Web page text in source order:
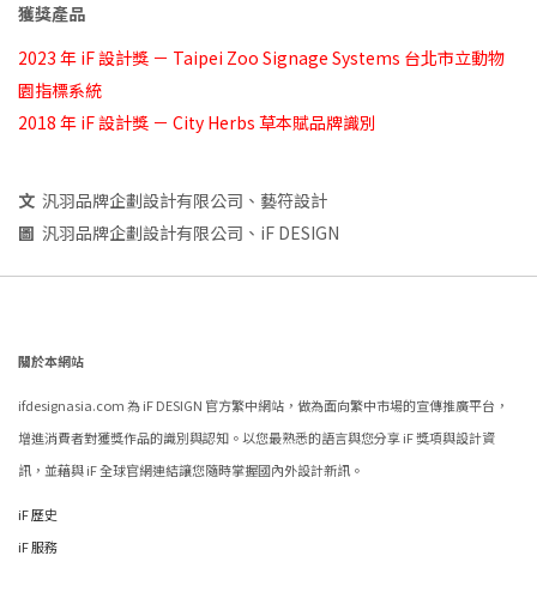
獲獎產品
2023 年 iF 設計獎 － Taipei Zoo Signage Systems 台北市立動物
園指標系統
2018 年 iF 設計獎 － City Herbs 草本賦品牌識別
文 汎羽品牌企劃設計有限公司、藝符設計
圖 汎羽品牌企劃設計有限公司、iF DESIGN
關於本網站
ifdesignasia.com 為 iF DESIGN 官方繁中網站，做為面向繁中市場的宣傳推廣平台，
增進消費者對獲獎作品的識別與認知。以您最熟悉的語言與您分享 iF 獎項與設計資
訊，並藉與 iF 全球官網連結讓您隨時掌握國內外設計新訊。
iF 歷史
iF 服務